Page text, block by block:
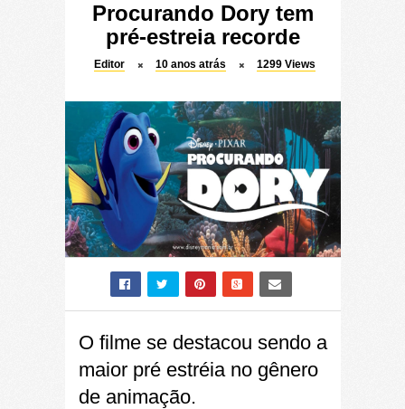
Procurando Dory tem
pré-estreia recorde
Editor 10 anos atrás 1299 Views
O filme se destacou sendo a
maior pré estréia no gênero
de animação.